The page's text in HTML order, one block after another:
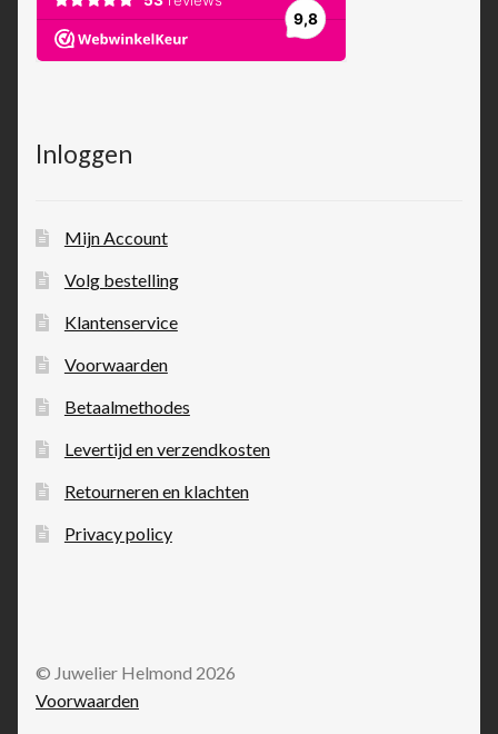
Inloggen
Mijn Account
Volg bestelling
Klantenservice
Voorwaarden
Betaalmethodes
Levertijd en verzendkosten
Retourneren en klachten
Privacy policy
© Juwelier Helmond 2026
Voorwaarden